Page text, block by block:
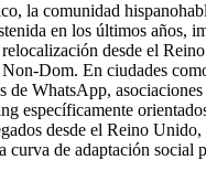
la comunidad
en los últimos años,
desde el
Dom. En ciudades
de WhatsApp,
específicamente
desde el Reino
curva de adaptación social